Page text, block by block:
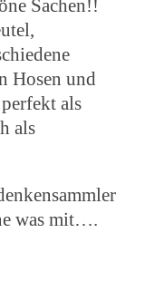
Sachen!!
Hosen und
als
als
was mit….